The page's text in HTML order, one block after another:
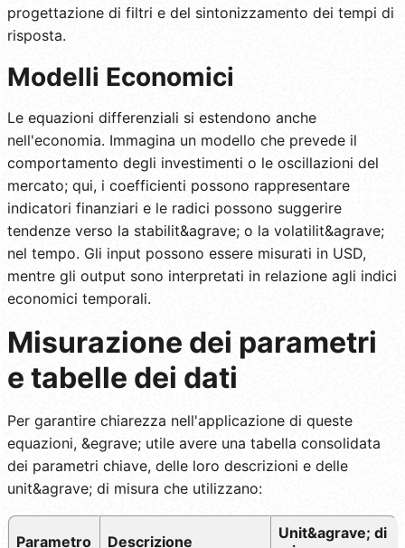
progettazione di filtri e del sintonizzamento dei tempi di
risposta.
Modelli Economici
Le equazioni differenziali si estendono anche
nell'economia. Immagina un modello che prevede il
comportamento degli investimenti o le oscillazioni del
mercato; qui, i coefficienti possono rappresentare
indicatori finanziari e le radici possono suggerire
tendenze verso la stabilit&agrave; o la volatilit&agrave;
nel tempo. Gli input possono essere misurati in USD,
mentre gli output sono interpretati in relazione agli indici
economici temporali.
Misurazione dei parametri
e tabelle dei dati
Per garantire chiarezza nell'applicazione di queste
equazioni, &egrave; utile avere una tabella consolidata
dei parametri chiave, delle loro descrizioni e delle
unit&agrave; di misura che utilizzano:
Parametro Descrizione
Unit&agrave; di